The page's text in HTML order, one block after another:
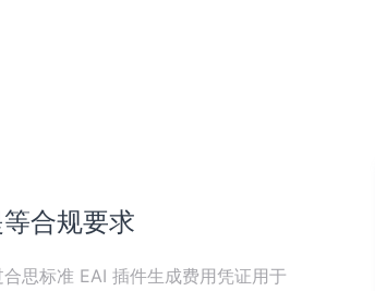
合规要求
思标准 EAI 插件生成费用凭证用于